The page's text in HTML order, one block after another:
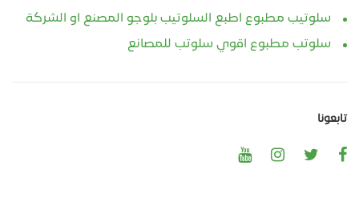
سلوتيب مطبوع اطبع السلوتيب بلوجو المصنع او الشركة
سلوتب مطبوع اقوي سلوتب للمصانع
تابعونا